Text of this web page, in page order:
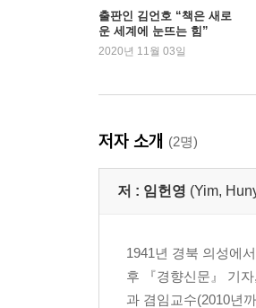
5
배신당한 서울의 봄 1980
23년 만에 얻은 '자유의
6
20세기 인류의 행복조건 -
펜으로 싸운 반세기의 결
출판인 김언호 “책은 새로
운 세계에 눈뜨는 힘”
2020년 11월 03일
저자 소개 (2명)
저 : 임헌영 (Yim,
1941년 경북 의성에
후 『경향신문』 기
과 겸임교수(2010년